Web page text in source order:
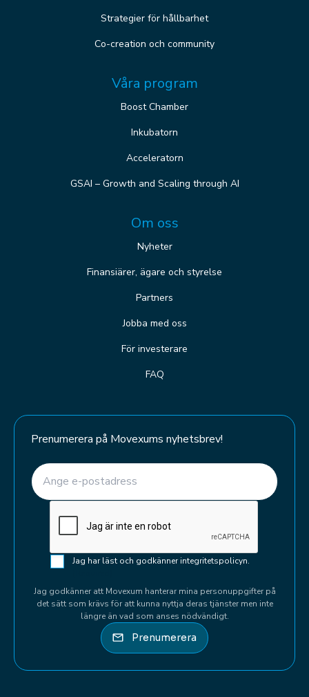
Strategier för hållbarhet
Co-creation och community
Våra program
Boost Chamber
Inkubatorn
Acceleratorn
GSAI – Growth and Scaling through AI
Om oss
Nyheter
Finansiärer, ägare och styrelse
Partners
Jobba med oss
För investerare
FAQ
Prenumerera på Movexums nyhetsbrev!
E-post
Prenumerera
Samtycke(Required)
Jag har läst och godkänner integritetspolicyn.
Jag godkänner att Movexum hanterar mina personuppgifter på
det sätt som krävs för att kunna nyttja deras tjänster men inte
längre än vad som anses nödvändigt.